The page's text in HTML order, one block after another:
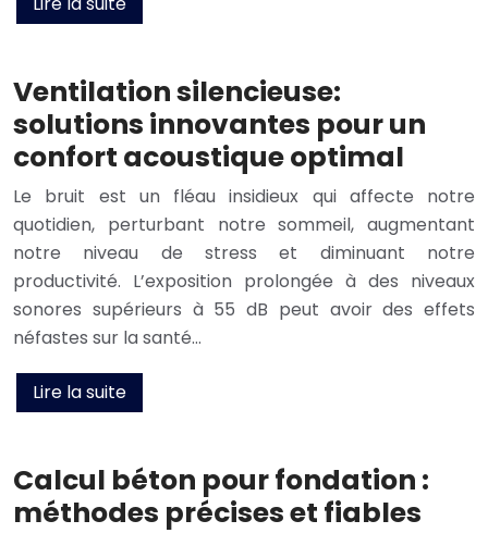
Ventilation silencieuse:
solutions innovantes pour un
confort acoustique optimal
Le bruit est un fléau insidieux qui affecte notre
quotidien, perturbant notre sommeil, augmentant
notre niveau de stress et diminuant notre
productivité. L’exposition prolongée à des niveaux
sonores supérieurs à 55 dB peut avoir des effets
néfastes sur la santé…
Lire la suite
Calcul béton pour fondation :
méthodes précises et fiables